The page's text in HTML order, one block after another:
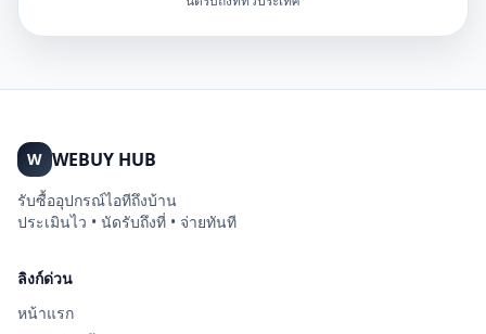
W WEBUY HUB
รับซื้ออุปกรณ์ไอทีถึงบ้าน
ประเมินไว • นัดรับถึงที่ • จ่ายทันที
ลิงก์ด่วน
หน้าแรก